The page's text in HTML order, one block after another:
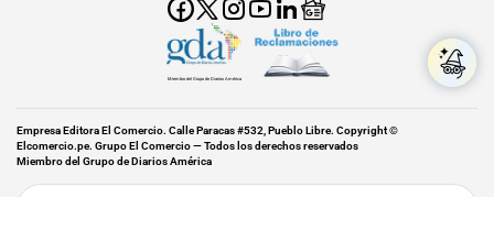
Miembro del Grupo de Diarios América
Empresa Editora El Comercio. Calle Paracas #532, Pueblo Libre. Copyright ©
Elcomercio.pe. Grupo El Comercio — Todos los derechos reservados
Miembro del Grupo de Diarios América